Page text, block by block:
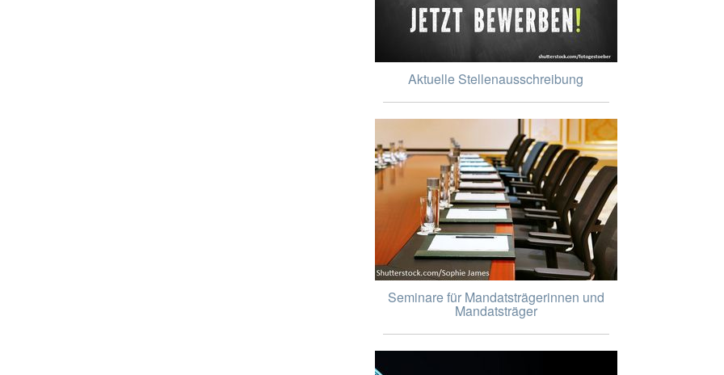
Aktuelle Stellenausschreibung
Seminare für Mandatsträgerinnen und
Mandatsträger